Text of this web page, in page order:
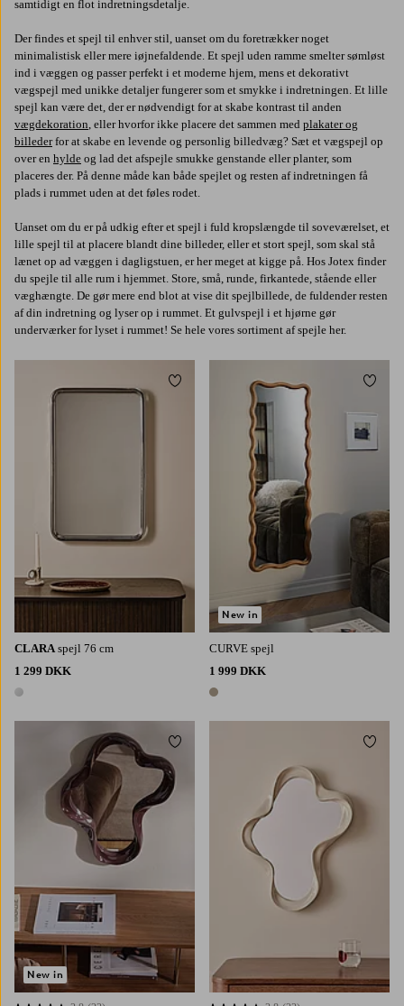
samtidigt en flot indretningsdetalje.
Der findes et spejl til enhver stil, uanset om du foretrækker noget
minimalistisk eller mere iøjnefaldende. Et spejl uden ramme smelter sømløst
ind i væggen og passer perfekt i et moderne hjem, mens et dekorativt
vægspejl med unikke detaljer fungerer som et smykke i indretningen. Et lille
spejl kan være det, der er nødvendigt for at skabe kontrast til anden
vægdekoration, eller hvorfor ikke placere det sammen med plakater og
billederfor at skabe en levende og personlig billedvæg? Sæt et vægspejl op
over en hylde og lad det afspejle smukke genstande eller planter, som
placeres der. På denne måde kan både spejlet og resten af indretningen få
plads i rummet uden at det føles rodet.
Uanset om du er på udkig efter et spejl i fuld kropslængde til soveværelset, et
lille spejl til at placere blandt dine billeder, eller et stort spejl, som skal stå
lænet op ad væggen i dagligstuen, er her meget at kigge på. Hos Jotex finder
du spejle til alle rum i hjemmet. Store, små, runde, firkantede, stående eller
væghængte. De gør mere end blot at vise dit spejlbillede, de fuldender resten
af din indretning og lyser op i rummet. Et gulvspejl i et hjørne gør
underværker for lyset i rummet! Se hele vores sortiment af spejle her.
CLARA spejl 76 cm
1 299 DKK
1 farve
Tilføj til favoritter
CURVE spejl
1 999 DKK
1 farve
New in
Tilføj
New in
Tilføj til favoritter Tilføj